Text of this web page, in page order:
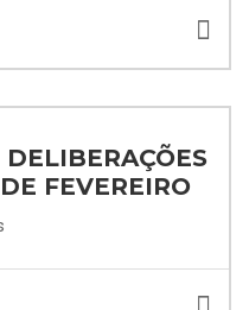
FEVEREIRO